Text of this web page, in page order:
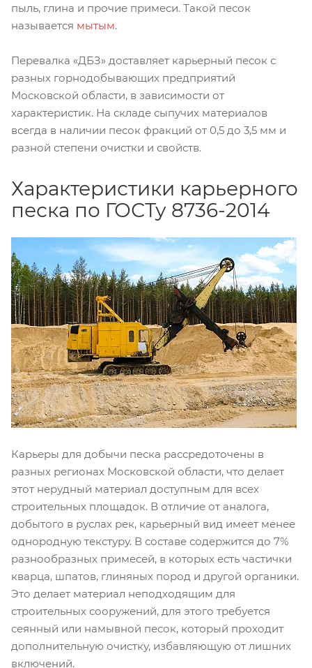
пыль, глина и прочие примеси. Такой песок
называется мытым.
Перевалка «ДБЗ» доставляет карьерный песок с
разных горнодобывающих предприятий
Московской области, в зависимости от
характеристик. На складе сыпучих материалов
всегда в наличии песок фракций от 0,5 до 3,5 мм и
разной степени очистки и свойств.
Характеристики карьерного
песка по ГОСТу 8736-2014
Карьеры для добычи песка рассредоточены в
разных регионах Московской области, что делает
этот нерудный материал доступным для всех
строительных площадок. В отличие от аналога,
добытого в руслах рек, карьерный вид имеет менее
однородную текстуру. В составе содержится до 7%
разнообразных примесей, в которых есть частички
кварца, шпатов, глиняных пород и другой органики.
Это делает материал неподходящим для
строительных сооружений, для этого требуется
сеянный или намывной песок, который проходит
дополнительную очистку, избавляющую от лишних
включений.